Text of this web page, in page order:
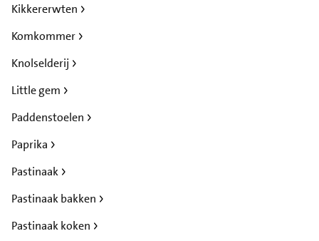
Kikkererwten
Komkommer
Knolselderij
Little gem
Paddenstoelen
Paprika
Pastinaak
Pastinaak bakken
Pastinaak koken